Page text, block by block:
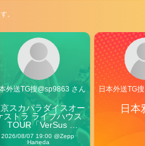
。
外送TG搜@sp9863 さん
スカパラダイスオー
ストラ ライブハウス
TOUR「VerSus
Carnival」
2026/08/07 19:00 @Zepp
Haneda
日本外送TG
日本